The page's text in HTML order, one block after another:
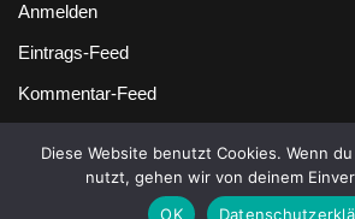
Anmelden
Eintrags-Feed
Kommentar-Feed
Diese Website benutzt Cookies. Wenn
nutzt, gehen wir von deinem
OK